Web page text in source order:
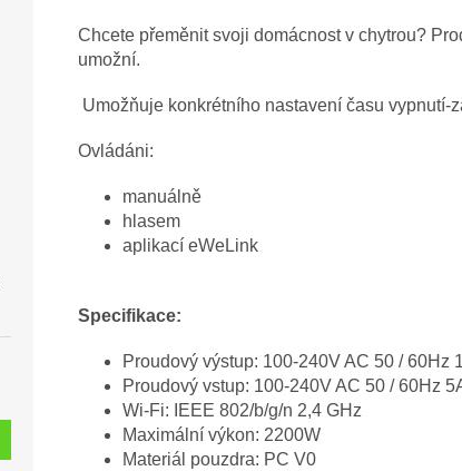
Chcete přeměnit svoji domácnost v chytrou?
umožní.
Umožňuje konkrétního nastavení času vypnutí-
Ovládáni:
manuálně
hlasem
aplikací eWeLink
Specifikace:
Proudový výstup: 100-240V AC 50 / 60Hz
Proudový vstup: 100-240V AC 50 / 60Hz
Wi-Fi: IEEE 802/b/g/n 2,4 GHz
Maximální výkon: 2200W
Materiál pouzdra: PC V0